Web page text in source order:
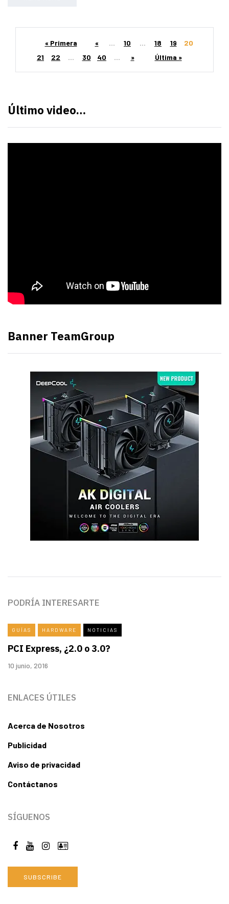
« Primera « ... 10 ... 18 19
20
21
22 ... 30 40 ... » Última »
Último video…
Banner TeamGroup
PODRÍA INTERESARTE
GUÍAS HARDWARE NOTICIAS
PCI Express, ¿2.0 o 3.0?
10 junio, 2016
ENLACES ÚTILES
Acerca de Nosotros
Publicidad
Aviso de privacidad
Contáctanos
SÍGUENOS
SUBSCRIBE